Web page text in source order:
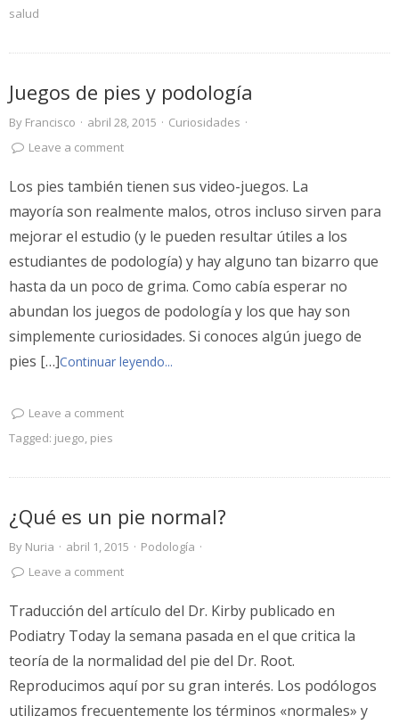
salud
Juegos de pies y podología
By Francisco · abril 28, 2015 · Curiosidades ·
Leave a comment
Los pies también tienen sus video-juegos. La
mayoría son realmente malos, otros incluso sirven para
mejorar el estudio (y le pueden resultar útiles a los
estudiantes de podología) y hay alguno tan bizarro que
hasta da un poco de grima. Como cabía esperar no
abundan los juegos de podología y los que hay son
simplemente curiosidades. Si conoces algún juego de
pies […]Continuar leyendo...
Leave a comment
Tagged: juego, pies
¿Qué es un pie normal?
By Nuria · abril 1, 2015 · Podología ·
Leave a comment
Traducción del artículo del Dr. Kirby publicado en
Podiatry Today la semana pasada en el que critica la
teoría de la normalidad del pie del Dr. Root.
Reproducimos aquí por su gran interés. Los podólogos
utilizamos frecuentemente los términos «normales» y